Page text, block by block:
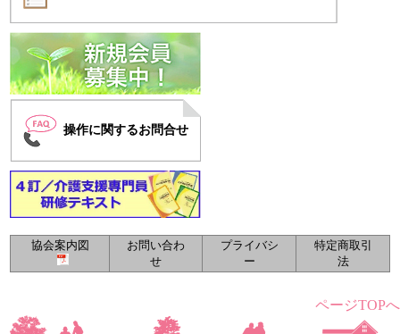
操作に関するお問合せ
ページTOPへ
協会案内図
お問い合わ
せ
プライバシ
ー
特定商取引
法